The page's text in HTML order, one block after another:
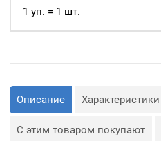
Сфера применения
люверсов очень обширная:
объектов наружной
рекламы (баннеров);
— Изготовление
туристического
шт,
1 уп. = 1 шт.
Описание Характеристики
С этим товаром покупают